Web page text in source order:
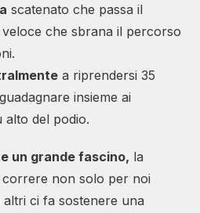
scatenato che passa il
che sbrana il percorso
a riprendersi 35
insieme ai
alto del podio.
un grande fascino, la
non solo per noi
ci fa sostenere una